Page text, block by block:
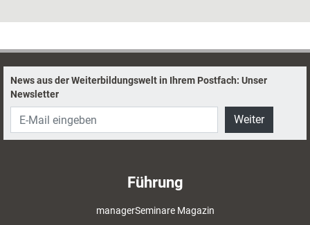
News aus der Weiterbildungswelt in Ihrem Postfach: Unser
Newsletter
Weiter
Führung
managerSeminare Magazin